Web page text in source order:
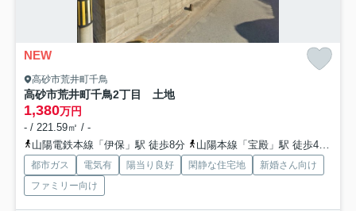
NEW
高砂市荒井町千鳥
高砂市荒井町千鳥2丁目 土地
1,380万円
- / 221.59㎡ / -
山陽電鉄本線「伊保」駅 徒歩8分
山陽本線「宝殿」駅 徒歩43分
都市ガス 電気有 陽当り良好 閑静な住宅地
新婚さん向け
ファミリー向け